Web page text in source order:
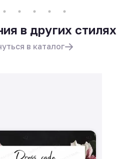
в других стилях
в каталог